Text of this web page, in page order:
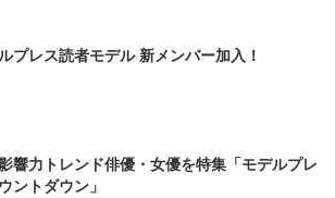
プレス読者モデル 新メンバー加入！
響力トレンド俳優・女優を特集「モデルプレ
ントダウン」